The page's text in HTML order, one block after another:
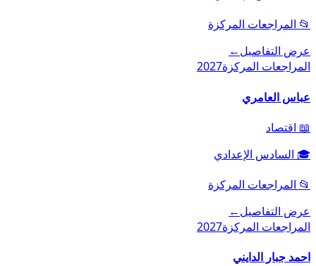
📂 المراجعات المركزة
عرض التفاصيل←
المراجعات المركزة2027
عباس العامري
📖 اقتصاد
🎓 السادس الإعدادي
📂 المراجعات المركزة
عرض التفاصيل←
المراجعات المركزة2027
احمد جبار الدايني